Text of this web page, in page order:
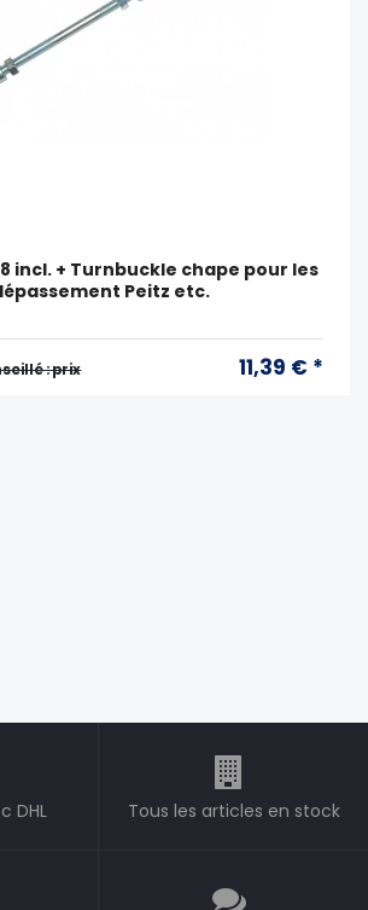
incl. + Turnbuckle chape pour les
Peitz etc.
: prix 11,39 € *
DHL Tous les articles en stock